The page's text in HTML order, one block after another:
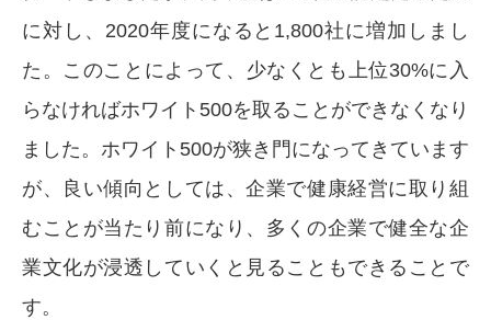
に対し、2020年度になると1,800社に増加しまし
た。このことによって、少なくとも上位30%に入
らなければホワイト500を取ることができなくなり
ました。ホワイト500が狭き門になってきています
が、良い傾向としては、企業で健康経営に取り組
むことが当たり前になり、多くの企業で健全な企
業文化が浸透していくと見ることもできることで
す。